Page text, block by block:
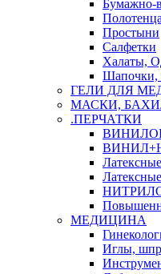
Бумажно-
Полотенца
Простыни
Салфетки
Халаты,
Шапочки,
ГЕЛИ ДЛЯ
МАСКИ,
.ПЕРЧАТКИ
МЕДИЦИНА
Иглы,